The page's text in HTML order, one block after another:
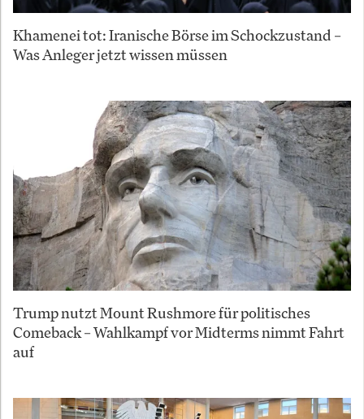
Khamenei tot: Iranische Börse im Schockzustand –
Was Anleger jetzt wissen müssen
Trump nutzt Mount Rushmore für politisches
Comeback – Wahlkampf vor Midterms nimmt Fahrt
auf